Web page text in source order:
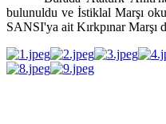
bulunuldu ve İstiklal Marşı
SANSI'ya ait Kırkpınar Marşı